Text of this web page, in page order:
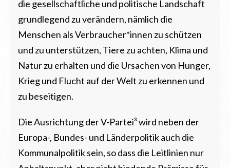
die gesellschaftliche und politische Landschaft
grundlegend zu verändern, nämlich die
Menschen als Verbraucher*innen zu schützen
und zu unterstützen, Tiere zu achten, Klima und
Natur zu erhalten und die Ursachen von Hunger,
Krieg und Flucht auf der Welt zu erkennen und
zu beseitigen.
Die Ausrichtung der V-Partei³ wird neben der
Europa-, Bundes- und Länderpolitik auch die
Kommunalpolitik sein, so dass die Leitlinien nur